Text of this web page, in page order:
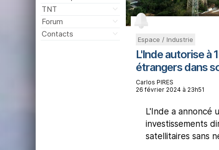
TNT
Forum
Contacts
Espace / Industrie
L'Inde autorise à
étrangers dans
Carlos PIRES
26 février 2024 à 23h51
L'Inde a annoncé
investissements
satellitaires sans